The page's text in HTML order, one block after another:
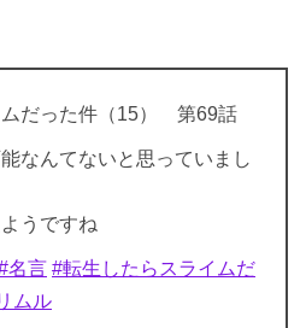
ムだった件（15） 第69話
なんてないと思っていまし
うですね
名言 #転生したらスライムだ
ムル